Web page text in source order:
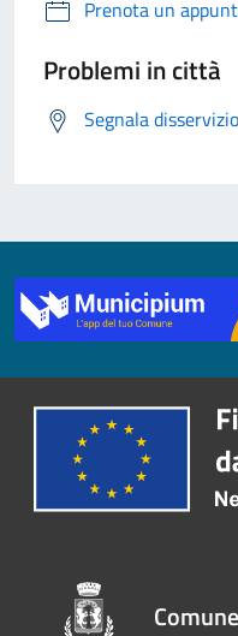
Prenota un
Problemi in città
Segnala disservizio